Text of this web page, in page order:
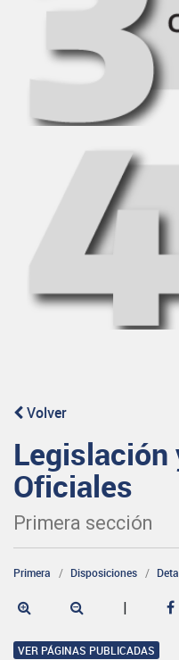
Volver
Legislación
Oficiales
Primera sección
Primera Disposiciones
|
VER PÁGINAS PUBLICADAS